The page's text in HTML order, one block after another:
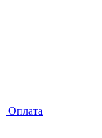
Оплата